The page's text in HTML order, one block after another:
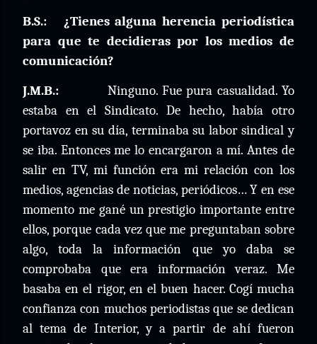
B.S.:
¿Tienes alguna herencia periodística
para que te decidieras por los medios de
comunicación?
J.M.B.:
Ninguno. Fue pura casualidad. Yo
estaba en el Sindicato. De hecho, había otro
portavoz en su día, terminaba su labor sindical y
se iba. Entonces me lo encargaron a mí. Antes de
salir en TV, mi función era mi relación con los
medios, agencias de noticias, periódicos… Y en ese
momento me gané un prestigio importante entre
ellos, porque cada vez que me preguntaban sobre
algo, toda la información que yo daba se
comprobaba que era información veraz. Me
basaba en el rigor, en el buen hacer. Cogí mucha
confianza con muchos periodistas que se dedican
al tema de Interior, y a partir de ahí fueron